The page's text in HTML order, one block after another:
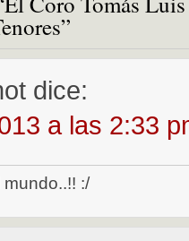
dice:
a las 2:33
:/